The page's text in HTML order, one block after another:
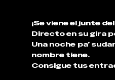
¡Se viene el junte
Directo en su gira
Una noche pa’
nombre tiene.
Consigue tus